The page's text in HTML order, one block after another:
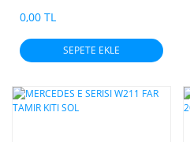
0,00 TL
SEPETE EKLE